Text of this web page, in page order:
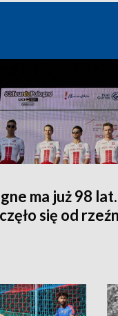
ma już 98 lat.
się od